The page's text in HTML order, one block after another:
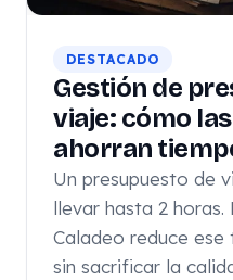
DESTACADO
Gestión de
viaje: cómo
ahorran
Un presupuesto de
llevar hasta 2
Caladeo reduce
sin sacrificar la